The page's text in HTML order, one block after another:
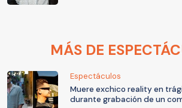
MÁS DE
Espectáculos
Muere exchico reality en
durante grabación de un